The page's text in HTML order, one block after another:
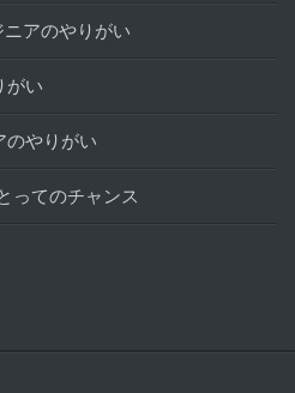
アのやりがい
がい
のやりがい
ってのチャンス